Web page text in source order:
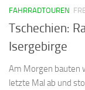
FAHRRADTOUREN
Tschechien:
Isergebirge
Am Morgen bauten
letzte Mal ab und